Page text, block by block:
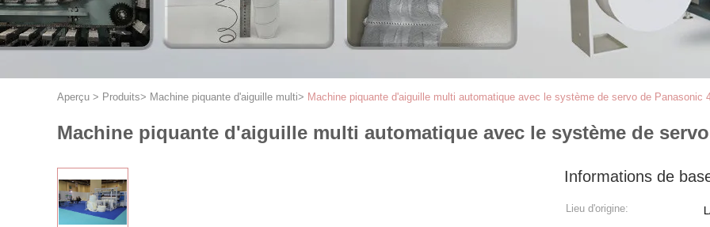
Aperçu > Produits> Machine piquante d'aiguille multi> Machine piquante d'aiguille multi automatique avec le système de servo de Panasonic
Machine piquante d'aiguille multi automatique avec le système de
Informations de
Lieu d'origine: